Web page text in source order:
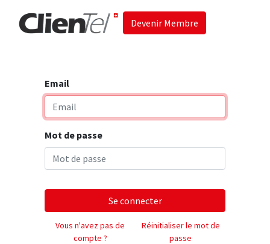
Devenir Membre
Email
Mot de passe
Se connecter
Vous n'avez pas de
compte ?
Réinitialiser le mot de
passe